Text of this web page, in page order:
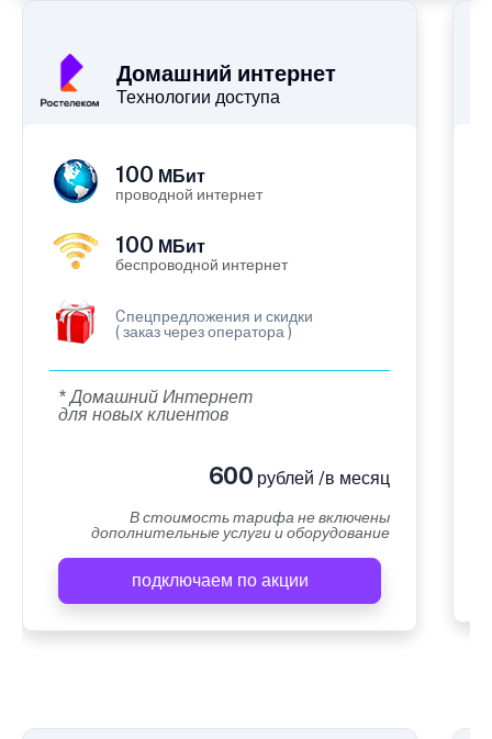
Домашний интернет
Технологии доступа
100 МБит
проводной интернет
100 МБит
беспроводной интернет
Cпецпредложения и скидки
( заказ через оператора )
* Домашний Интернет
для новых клиентов
600 рублей /в месяц
В стоимость тарифа не включены
дополнительные услуги и оборудование
подключаем по акции